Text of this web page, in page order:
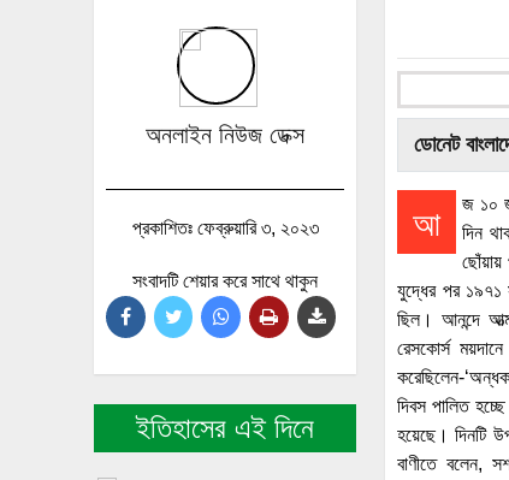
অনলাইন নিউজ ডেক্স
প্রকাশিতঃ ফেব্রুয়ারি ৩, ২০২৩
সংবাদটি শেয়ার করে সাথে থাকুন
ইতিহাসের এই দিনে
ডোনেট
আ
জ ১০
দিন
যুদ্ধের পর ১৯৭১
ছিল। আনন্দে
রেসকোর্স
করেছিলেন-
দিবস পালিত
হয়েছে। দিনটি
বাণীতে বলেন,